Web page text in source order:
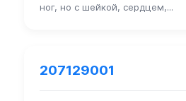
ног, но с шейкой, сердцем,...
207129001